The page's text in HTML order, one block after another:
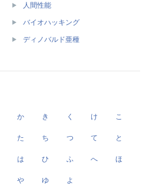
人間性能
バイオハッキング
ディノバルド亜種
か き く け こ
た ち つ て と
は ひ ふ へ ほ
や ゆ よ